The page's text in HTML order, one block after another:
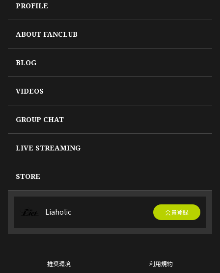
PROFILE
ABOUT FANCLUB
BLOG
VIDEOS
GROUP CHAT
LIVE STREAMING
STORE
Liaholic 会員登録
推奨環境 利用規約